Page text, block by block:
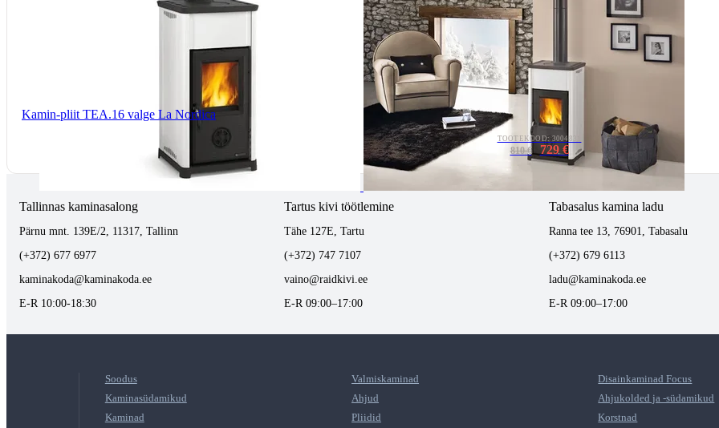
Kamin-pliit TEA.16 valge La Nordica
TOOTEKOOD: 3004831
810 € 729 €
Tallinnas kaminasalong
Pärnu mnt. 139E/2, 11317, Tallinn
(+372) 677 6977
kaminakoda@kaminakoda.ee
E-R 10:00-18:30
Tartus kivi töötlemine
Tähe 127E, Tartu
(+372) 747 7107
vaino@raidkivi.ee
E-R 09:00–17:00
Tabasalus kamina ladu
Ranna tee 13, 76901, Tabasalu
(+372) 679 6113
ladu@kaminakoda.ee
E-R 09:00–17:00
Soodus Valmiskaminad
Disainkaminad Focus
Kaminasüdamikud
Ahjud
Ahjukolded ja -südamikud
Kaminad
Pliidid Korstnad